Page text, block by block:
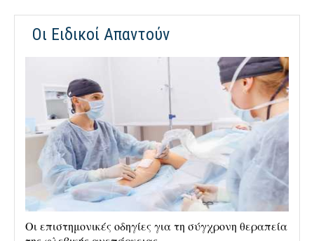
Οι Ειδικοί Απαντούν
Οι επιστημονικές οδηγίες για τη σύγχρονη θεραπεία